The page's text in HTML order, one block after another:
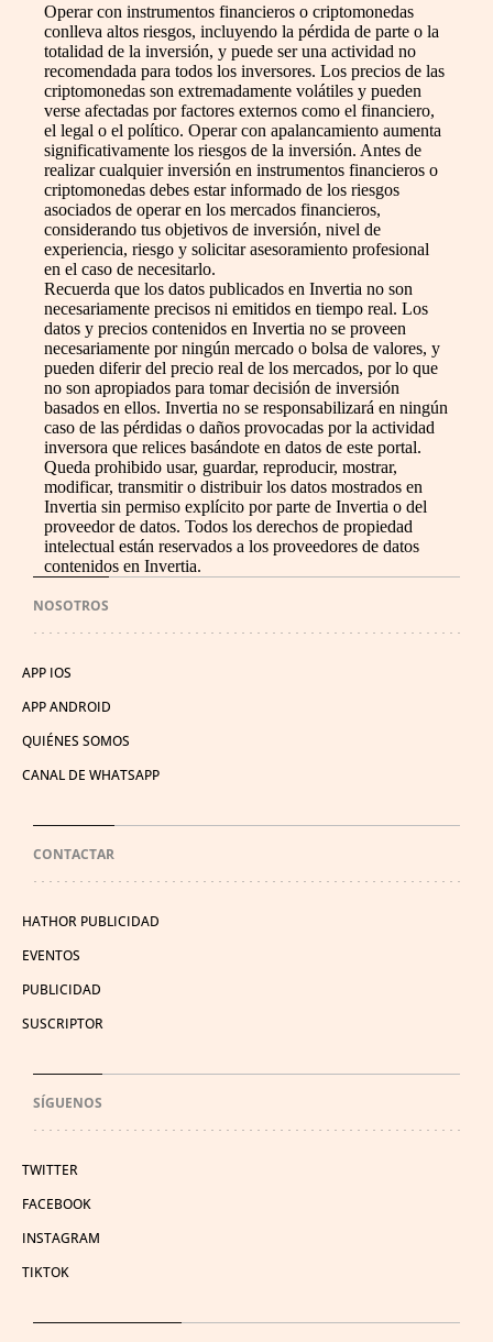
Operar con instrumentos financieros o criptomonedas
conlleva altos riesgos, incluyendo la pérdida de parte o la
totalidad de la inversión, y puede ser una actividad no
recomendada para todos los inversores. Los precios de las
criptomonedas son extremadamente volátiles y pueden
verse afectadas por factores externos como el financiero,
el legal o el político. Operar con apalancamiento aumenta
significativamente los riesgos de la inversión. Antes de
realizar cualquier inversión en instrumentos financieros o
criptomonedas debes estar informado de los riesgos
asociados de operar en los mercados financieros,
considerando tus objetivos de inversión, nivel de
experiencia, riesgo y solicitar asesoramiento profesional
en el caso de necesitarlo.
Recuerda que los datos publicados en Invertia no son
necesariamente precisos ni emitidos en tiempo real. Los
datos y precios contenidos en Invertia no se proveen
necesariamente por ningún mercado o bolsa de valores, y
pueden diferir del precio real de los mercados, por lo que
no son apropiados para tomar decisión de inversión
basados en ellos. Invertia no se responsabilizará en ningún
caso de las pérdidas o daños provocadas por la actividad
inversora que relices basándote en datos de este portal.
Queda prohibido usar, guardar, reproducir, mostrar,
modificar, transmitir o distribuir los datos mostrados en
Invertia sin permiso explícito por parte de Invertia o del
proveedor de datos. Todos los derechos de propiedad
intelectual están reservados a los proveedores de datos
contenidos en Invertia.
NOSOTROS
APP IOS
APP ANDROID
QUIÉNES SOMOS
CANAL DE WHATSAPP
CONTACTAR
HATHOR PUBLICIDAD
EVENTOS
PUBLICIDAD
SUSCRIPTOR
SÍGUENOS
TWITTER
FACEBOOK
INSTAGRAM
TIKTOK